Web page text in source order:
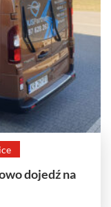
dojedź na